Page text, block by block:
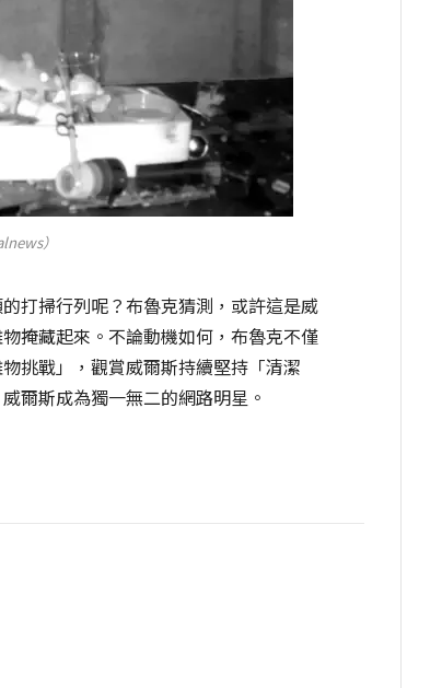
）
打掃行列呢？布魯克猜測，或許這是威
掩藏起來。不論動機如何，布魯克不僅
挑戰」，觀賞威爾斯持續堅持「清潔
爾斯成為獨一無二的網路明星。